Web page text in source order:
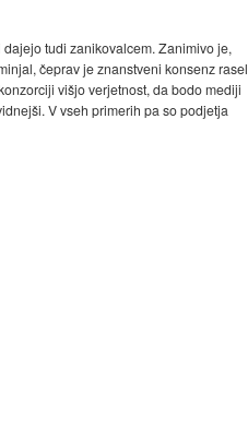
tudi zanikovalcem. Zanimivo je,
čeprav je znanstveni konsenz rasel
višjo verjetnost, da bodo mediji
V vseh primerih pa so podjetja